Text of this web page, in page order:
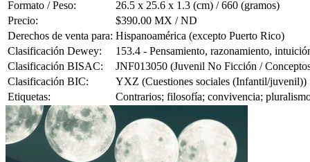
Formato / Peso:
26.5 x 25.6 x 1.3 (cm) / 660 (gramos)
Precio:
$390.00 MX / ND
Derechos de venta para: Hispanoamérica (excepto Puerto Rico)
Clasificación Dewey:
153.4 - Pensamiento, razonamiento,
Clasificación BISAC:
JNF013050 (Juvenil No Ficción /
Clasificación BIC:
YXZ (Cuestiones sociales (Infantil/juvenil))
Etiquetas:
Contrarios; filosofía; convivencia;